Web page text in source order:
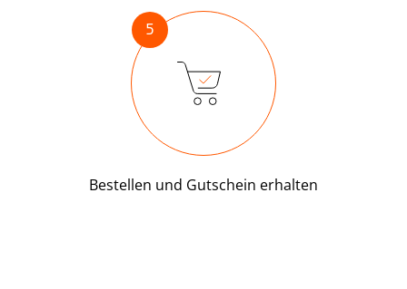
5
Bestellen und Gutschein erhalten